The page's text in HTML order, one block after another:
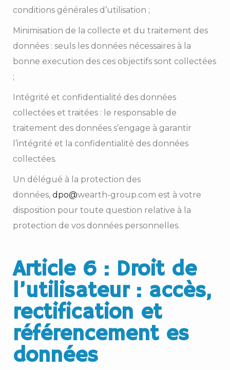
conditions générales d’utilisation ;
Minimisation de la collecte et du traitement des
données : seuls les données nécessaires à la
bonne execution des ces objectifs sont collectées
;
Intégrité et confidentialité des données
collectées et traitées : le responsable de
traitement des données s’engage à garantir
l’intégrité et la confidentialité des données
collectées.
Un délégué à la protection des
données, dpo@wearth-group.com est à votre
disposition pour toute question relative à la
protection de vos données personnelles.
Article 6 : Droit de
l’utilisateur : accès,
rectification et
référencement es
données